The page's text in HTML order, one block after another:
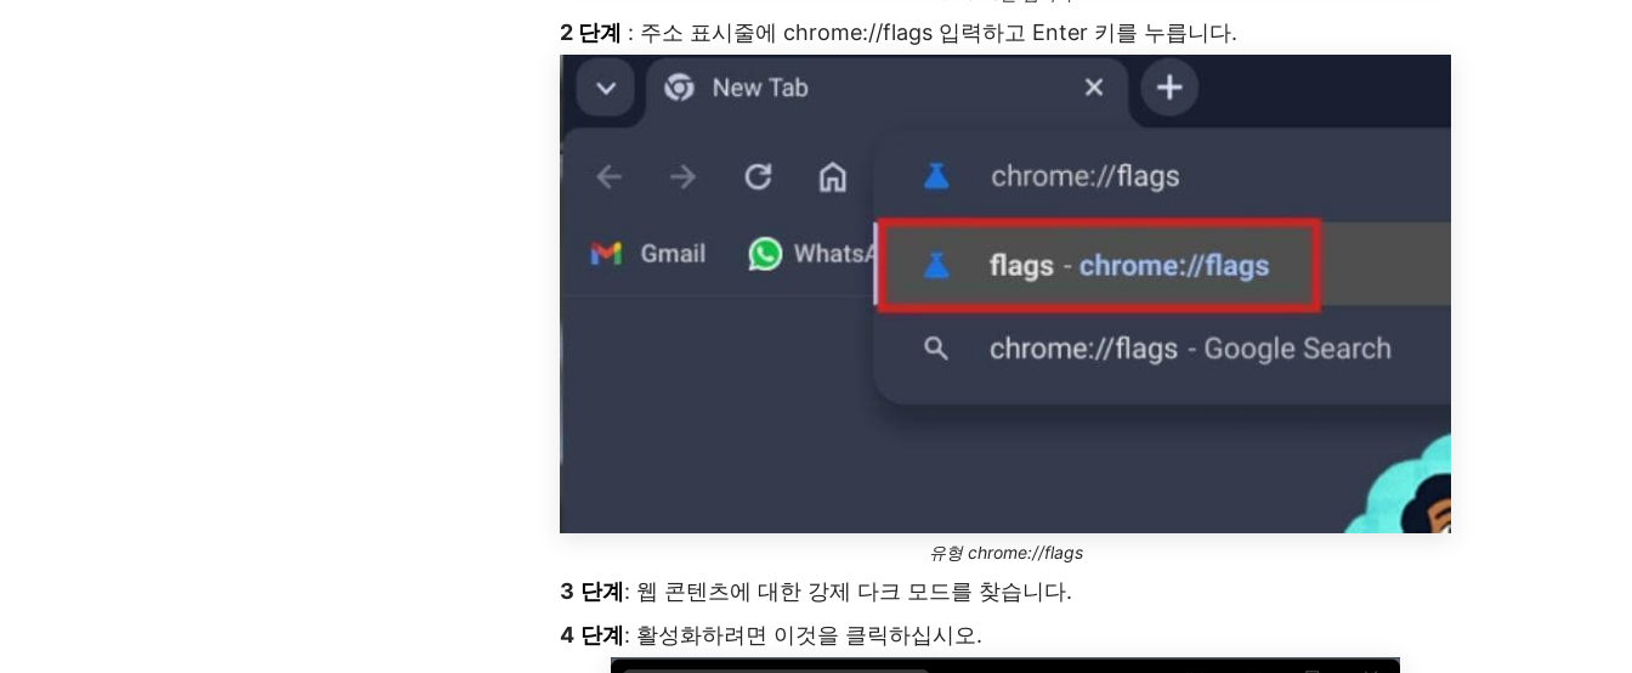
2 단계 : 주소 표시줄에 chrome://flags 입력하고 Enter 키를 누릅니다.
유형 chrome://flags
3 단계 : 웹 콘텐츠에 대한 강제 다크 모드를 찾습니다.
4 단계 : 활성화하려면 이것을 클릭하십시오.